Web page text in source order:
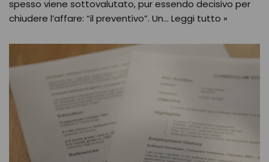
spesso viene sottovalutato, pur essendo decisivo per
chiudere l’affare: “il preventivo”. Un… Leggi tutto »